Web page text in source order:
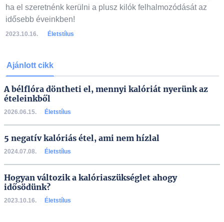
ha el szeretnénk kerülni a plusz kilók felhalmozódását az
idősebb éveinkben!
2023.10.16. Életstílus
Ajánlott cikk
A bélflóra döntheti el, mennyi kalóriát nyerünk az
ételeinkből
2026.06.15. Életstílus
5 negatív kalóriás étel, ami nem hízlal
2024.07.08. Életstílus
Hogyan változik a kalóriaszükséglet ahogy
idősödünk?
2023.10.16. Életstílus